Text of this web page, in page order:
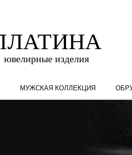
МУЖСКАЯ КОЛЛЕКЦИЯ